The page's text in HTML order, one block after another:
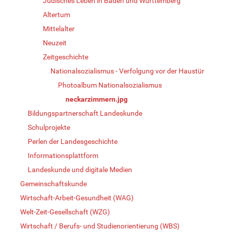
Altertum
Mittelalter
Neuzeit
Zeitgeschichte
Nationalsozialismus - Verfolgung vor der Haustür
Photoalbum Nationalsozialismus
neckarzimmern.jpg
Bildungspartnerschaft Landeskunde
Schulprojekte
Perlen der Landesgeschichte
Informationsplattform
Landeskunde und digitale Medien
Gemeinschaftskunde
Wirtschaft-Arbeit-Gesundheit (WAG)
Welt-Zeit-Gesellschaft (WZG)
Wirtschaft / Berufs- und Studienorientierung (WBS)